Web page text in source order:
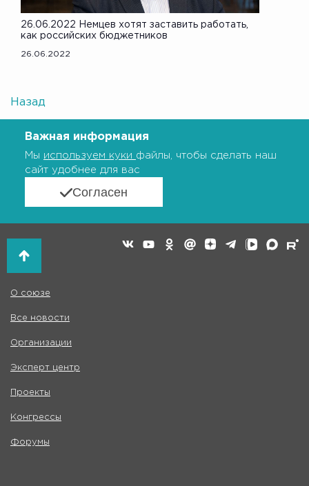
26.06.2022 Немцев хотят заставить работать,
как российских бюджетников
26.06.2022
Назад
Важная информация
Мы используем куки файлы, чтобы сделать наш
сайт удобнее для вас
Согласен
О союзе
Все новости
Организации
Эксперт центр
Проекты
Конгрессы
Форумы